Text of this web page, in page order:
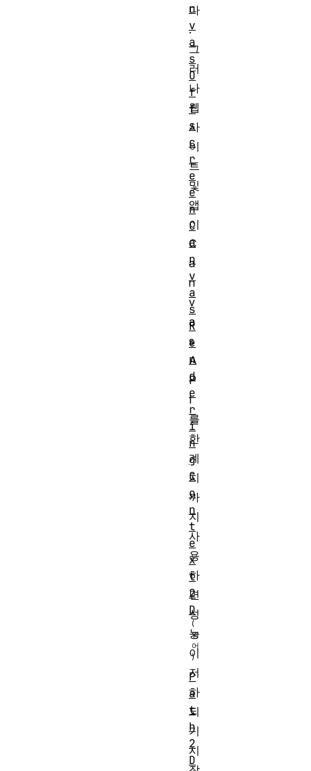
다
.
그
러
나
웹
사
이
트
및
앱
이
C
a
n
v
a
s
A
P
I
를
한
계
치
까
지
사
용
하
면
성
능
이
저
하
되
기
시
n
v
a
s
O
f
f
s
c
r
e
e
n
C
a
n
v
a
s
R
e
n
d
e
r
i
n
g
C
o
n
t
e
x
t
2
D
P
a
t
h
2
D